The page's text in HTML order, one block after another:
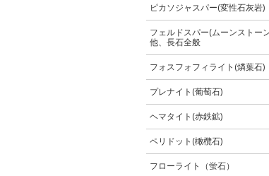
ピカソジャスパー(変性石灰岩)
フェルドスパー(ムーンストー
他、長石全般
フォスフォフィライト(燐葉石)
プレナイト(葡萄石)
ヘマタイト(赤鉄鉱)
ペリドット(橄欖石)
フローライト（蛍石）